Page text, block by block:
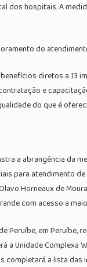
dos hospitais. A
do
diretos a
e
do que é
a abrangência da
para atendimento
Horneaux de
com acesso a
Peruíbe, em
a Unidade Complexa
completará a lista